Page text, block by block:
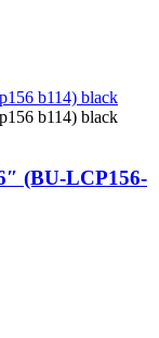
(BU-LCP156-